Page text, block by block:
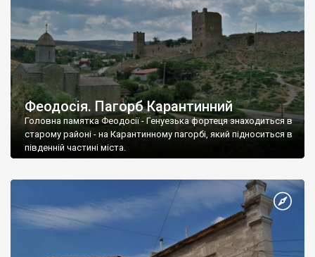
Феодосія. Пагорб Карантинний
Головна памятка Феодосії - Генуезька фортеця знаходиться в
старому районі - на Карантинному пагорбі, який підноситься в
південній частині міста.